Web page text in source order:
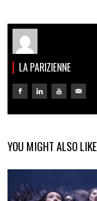
LA PARIZIENNE
YOU MIGHT ALSO LIKE